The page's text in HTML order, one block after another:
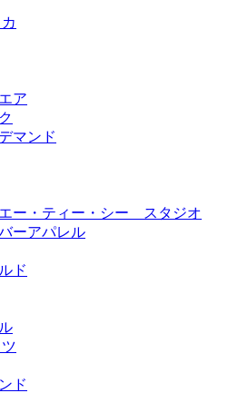
ア
マンド
ー・ティー・シー スタジオ
ーアパレル
ド
ド